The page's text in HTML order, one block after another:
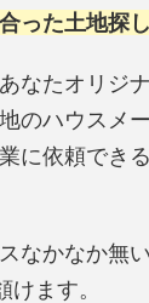
った土地探し
なたオリジ
のハウスメ
に依頼でき
なかなか無
けます。